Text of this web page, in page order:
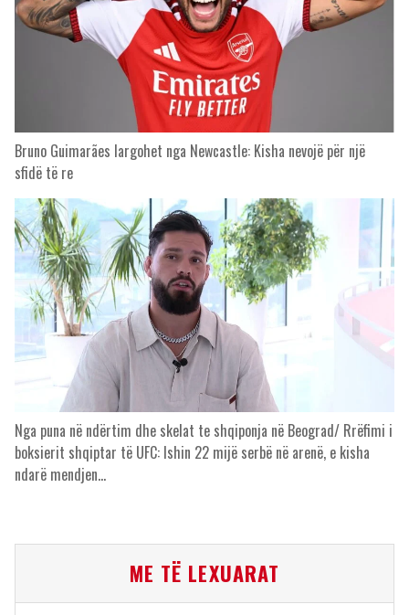
Bruno Guimarães largohet nga Newcastle: Kisha nevojë për një
sfidë të re
Nga puna në ndërtim dhe skelat te shqiponja në Beograd/ Rrëfimi i
boksierit shqiptar të UFC: Ishin 22 mijë serbë në arenë, e kisha
ndarë mendjen…
ME TË LEXUARAT